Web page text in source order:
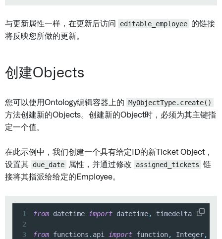
与更新属性一样，在更新后访问 editable_employee 的链接
将反映您所做的更新。
创建Objects
您可以使用Ontology编辑容器上的 MyObjectType.create()
方法创建新的Objects。创建新的Object时，必须为其主键指
定一个值。
在此示例中，我们创建一个具有给定ID的新Ticket Object，
设置其 due_date 属性，并通过修改 assigned_tickets 链
接将其指派给给定的Employee。
1 from datetime import datetime,
2
3
from functions . api import function, Integer,